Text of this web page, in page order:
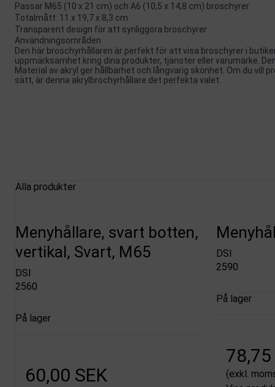
Passar M65 (10 x 21 cm) och A6 (10,5 x 14,8 cm) broschyrer
Totalmått: 11 x 19,7 x 8,3 cm
Transparent design för att synliggöra broschyrer
Användningsområden
Den här broschyrhållaren är perfekt för att visa broschyrer i
uppmärksamhet kring dina produkter, tjänster eller varumärke.
Material av akryl ger hållbarhet och långvarig skönhet. Om du
sätt, är denna akrylbrochyrhållare det perfekta valet.
Alla produkter
Menyhållare, svart botten,
vertikal, Svart, M65
DSI
2560
På lager
60,00 SEK
DSI
2590
På lager
78,75
(exkl.